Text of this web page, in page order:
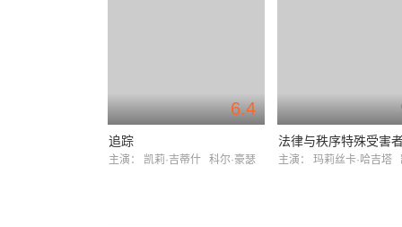
6.4
追踪
主演： 凯莉·吉蒂什 科尔·豪瑟 主演： 玛莉丝卡·哈吉塔